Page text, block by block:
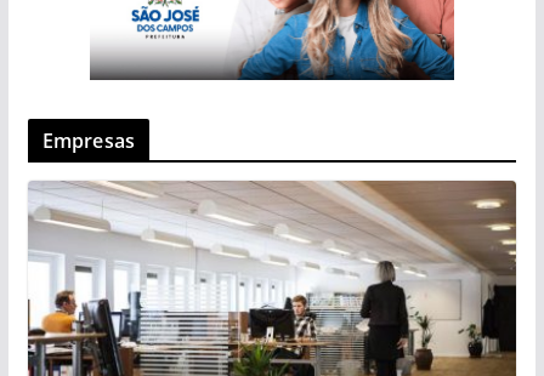
Empresas